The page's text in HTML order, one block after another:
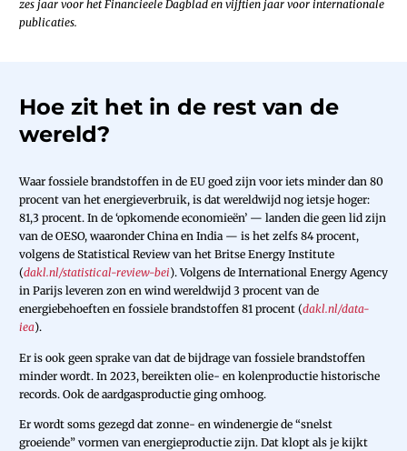
zes jaar voor het Financieele Dagblad en vijftien jaar voor internationale
publicaties.
Hoe zit het in de rest van de
wereld?
Waar fossiele brandstoffen in de EU goed zijn voor iets minder dan 80
procent van het energieverbruik, is dat wereldwijd nog ietsje hoger:
81,3 procent. In de ‘opkomende economieën’ — landen die geen lid zijn
van de OESO, waaronder China en India — is het zelfs 84 procent,
volgens de Statistical Review van het Britse Energy Institute
(dakl.nl/statistical-review-bei). Volgens de International Energy Agency
in Parijs leveren zon en wind wereldwijd 3 procent van de
energiebehoeften en fossiele brandstoffen 81 procent (dakl.nl/data-
iea).
Er is ook geen sprake van dat de bijdrage van fossiele brandstoffen
minder wordt. In 2023, bereikten olie- en kolenproductie historische
records. Ook de aardgasproductie ging omhoog.
Er wordt soms gezegd dat zonne- en windenergie de “snelst
groeiende” vormen van energieproductie zijn. Dat klopt als je kijkt